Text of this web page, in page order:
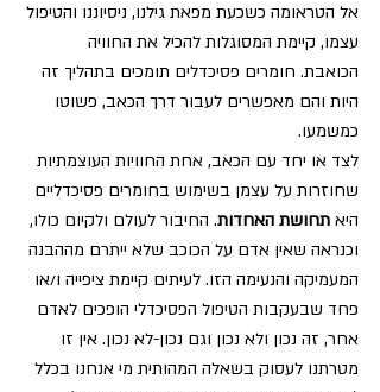
אל הטראומה כשכעת מפאת גילנו, ניסיוננו והטיפול
עצמו, קיימת המסוגלות להכיל את החוויה
הכואבת. חומרים פסיכדלים תומכים בתהליך זה
היות והם מאפשרים לעבור דרך הכאב, פשוטו
כמשמעו.
לצד או יחד עם הכאב, אחת החוויות העוצמתיות
שחוזרות על עצמן בשימוש בחומרים פסיכדליים
היא תחושת האחדות. החיבור לעולם ולקיום כולו,
וכנראה שאין אדם על הכוכב שלא ייתרם מההבנה
המעמיקה והנעימה הזו. לעיתים קיימת ציפייה ו/או
פחד שבעקבות הטיפול הפסיכדלי הופכים לאדם
אחר, זה נכון ולא נכון וגם נכון-לא נכון. אין זו
מטרתנו לעסוק בשאלה המהותית מי אנחנו בכלל